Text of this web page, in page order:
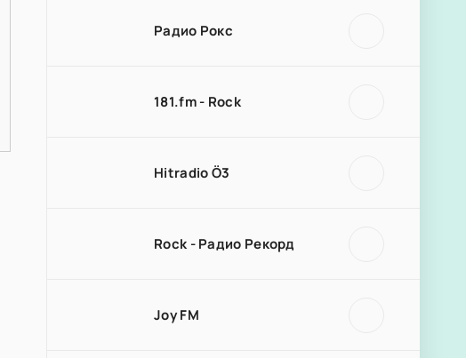
Радио Рокс
181.fm - Rock
Hitradio Ö3
Rock - Радио Рекорд
Joy FM